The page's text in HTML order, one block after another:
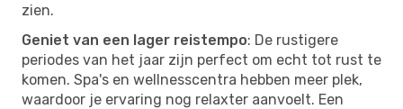
zien.
Geniet van een lager reistempo: De rustigere
periodes van het jaar zijn perfect om echt tot rust te
komen. Spa's en wellnesscentra hebben meer plek,
waardoor je ervaring nog relaxter aanvoelt. Een